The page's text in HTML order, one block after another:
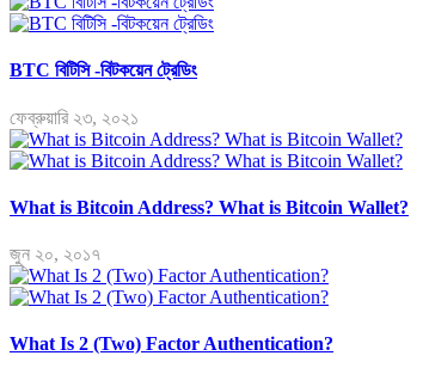
BTC বিটিসি -বিটকয়েন ট্রেডিং
ফেব্রুয়ারি ২৩, ২০২১
What is Bitcoin Address? What is Bitcoin Wallet?
জুন ২০, ২০১৭
What Is 2 (Two) Factor Authentication?